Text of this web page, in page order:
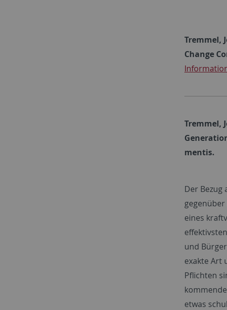
Tremmel,
Change
Tremmel,
mentis.
Der Bezug
eines
und
exakte Art
Pflichten
etwas